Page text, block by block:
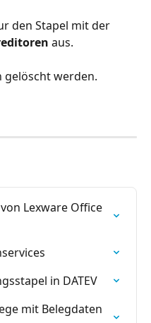
den Stapel mit der
aus.
gelöscht werden.
Lexware Office
in DATEV
mit Belegdaten